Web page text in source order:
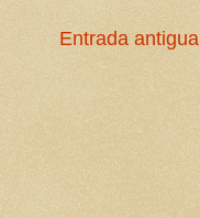
Entrada antigua